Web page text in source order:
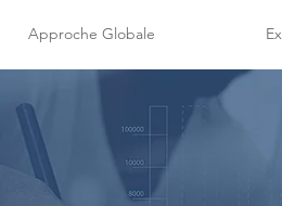
Approche Globale